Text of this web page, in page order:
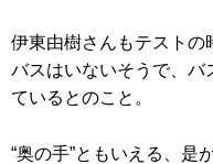
伊東由樹さんもテストの
バスはいないそうで、バ
ているとのこと。
“奥の手”ともいえる、是